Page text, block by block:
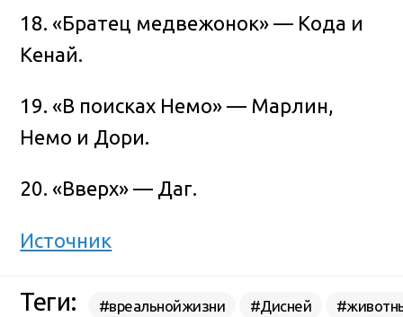
18. «Братец медвежонок» — Кода и
Кенай.
19. «В поисках Немо» — Марлин,
Немо и Дори.
20. «Вверх» — Даг.
Источник
Теги: #вреальнойжизни #Дисней